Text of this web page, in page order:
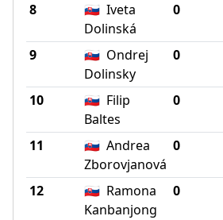
8 🇸🇰 Iveta
Dolinská
0
9 🇸🇰 Ondrej
Dolinsky
0
10 🇸🇰 Filip
Baltes
0
11 🇸🇰 Andrea
Zborovjanová
0
12 🇸🇰 Ramona
Kanbanjong
0